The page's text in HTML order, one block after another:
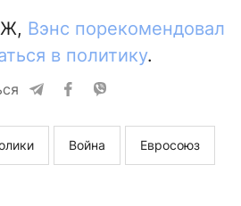
Вэнс порекомендовал
в политику.
Война Евросоюз